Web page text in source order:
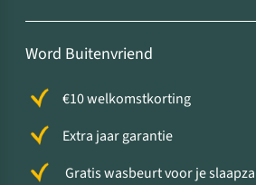
Word Buitenvriend
€10 welkomstkorting
Extra jaar garantie
Gratis wasbeurt voor je